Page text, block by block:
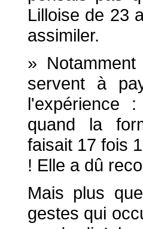
Lilloise de 23
assimiler.
»
servent à
l'expérience
quand la
faisait 17 fois
! Elle a dû
Mais plus
gestes qui